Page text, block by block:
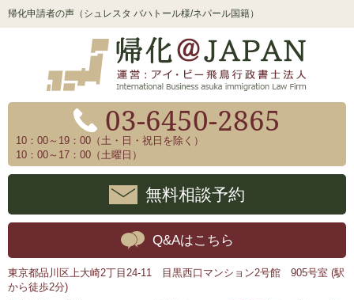
帰化申請者の声（シュレスタ バハトール様/ネパール国籍）
03-6450-2865
10：00～19：00（土・日・祝日を除く）
10：00～17：00（土曜日）
無料相談予約
Q&Aはこちら
東京都品川区上大崎2丁目24-11 目黒西口マンション2号館 905号室 (駅
から徒歩2分)